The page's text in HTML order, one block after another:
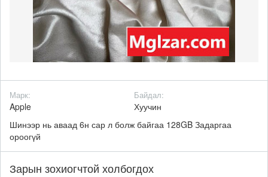
Марк:
Apple
Байдал:
Хуучин
Шинээр нь аваад 6н сар л болж байгаа 128GB Задаргаа
ороогүй
Зарын зохиогчтой холбогдох